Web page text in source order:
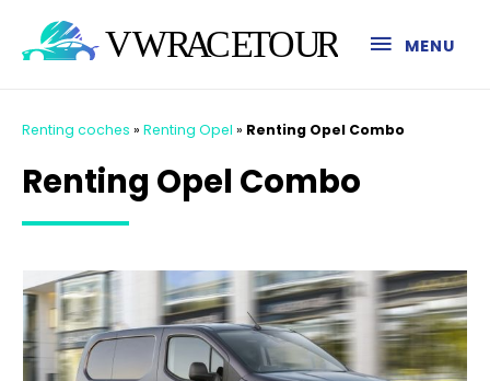
MENU
Renting coches » Renting Opel » Renting Opel Combo
Renting Opel Combo